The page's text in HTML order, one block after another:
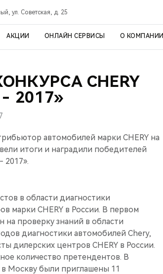
ул. Советская, д. 25
АКЦИИ ОНЛАЙН СЕРВИСЫ О КОМПАНИИ
CHERY
2017»
автомобилей марки CHERY на
итоги и наградили победителей
2017».
в области диагностики
марки CHERY в России. В первом
проверку знаний в области
диагностики автомобилей Chery,
дилерских центров CHERY в России.
количество претендентов. В
в Москву были приглашены 11